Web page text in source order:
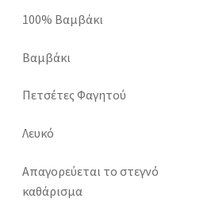
100% Βαμβάκι
Βαμβάκι
Πετσέτες Φαγητού
Λευκό
Απαγορεύεται το στεγνό
καθάρισμα